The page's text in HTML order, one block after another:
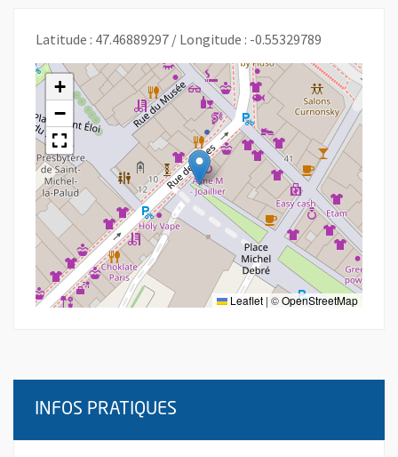
Latitude : 47.46889297 / Longitude : -0.55329789
+
−
Leaflet | ©OpenStreetMap
INFOS PRATIQUES